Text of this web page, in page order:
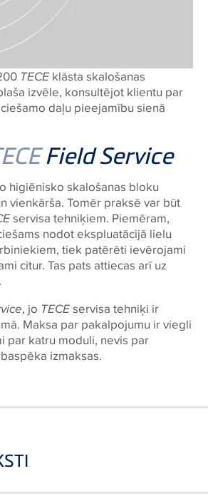
TECEklāsta skalošanas
izvēle, konsultējot klientu par
daļu pieejamību sienā
Field Service
higiēnisko skalošanas bloku
vienkārša. Tomēr praksē var būt
servisa tehniķiem. Piemēram,
nodot ekspluatācijā lielu
tiek patērēti ievērojami
citur. Tas pats attiecas arī uz
, jo TECEservisa tehniķi ir
Maksa par pakalpojumu ir viegli
par katru moduli, nevis par
izmaksas.